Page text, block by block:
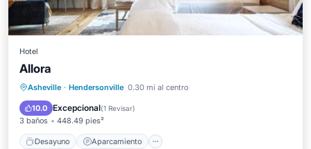
Hotel
Allora
Asheville · Hendersonville 0.30 mi al centro
10.0 Excepcional(1 Revisar)
3 baños 448.49 pies²
Desayuno Aparcamiento
Desayuno
Aparcamiento
Balcón/Terraza